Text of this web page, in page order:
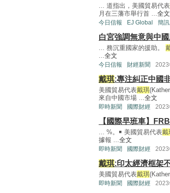
... 道指出，美國貿易代表
月在三藩市舉行首 ...全文
今日信報 EJ Global 簡訊
白宮強調無意與中
... 務沉重國家的援助。
...全文
今日信報 財經新聞 2023
戴琪:專注糾正中國
美國貿易代表戴琪
來自中國市場 ...全文
即時新聞 國際財經 2023
【國際早班車】
... %。￭ 美國貿易代表戴
據報 ...全文
即時新聞 國際財經 2023
戴琪:印太經濟框架
美國貿易代表戴琪
即時新聞 國際財經 2023